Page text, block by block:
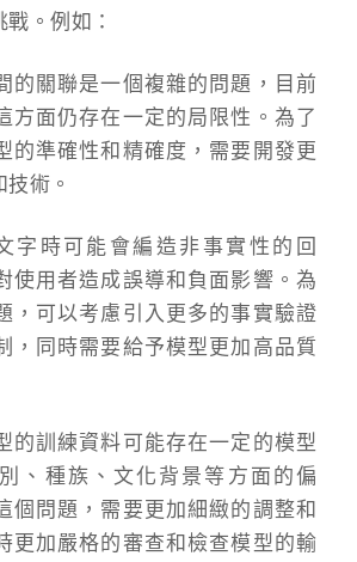
。例如：
的關聯是一個複雜的問題，目前
方面仍存在一定的局限性。為了
的準確性和精確度，需要開發更
術。
字時可能會編造非事實性的回
使用者造成誤導和負面影響。為
，可以考慮引入更多的事實驗證
，同時需要給予模型更加高品質
的訓練資料可能存在一定的模型
、種族、文化背景等方面的偏
個問題，需要更加細緻的調整和
更加嚴格的審查和檢查模型的輸